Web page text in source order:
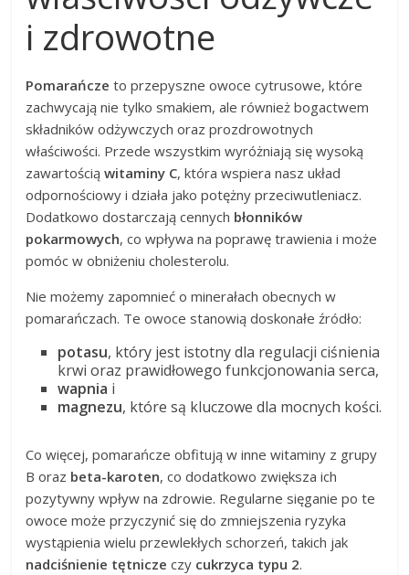
i zdrowotne
Pomarańcze to przepyszne owoce cytrusowe, które
zachwycają nie tylko smakiem, ale również bogactwem
składników odżywczych oraz prozdrowotnych
właściwości. Przede wszystkim wyróżniają się wysoką
zawartościąwitaminy C, która wspiera nasz układ
odpornościowy i działa jako potężny przeciwutleniacz.
Dodatkowo dostarczają cennych błonników
pokarmowych, co wpływa na poprawę trawienia i może
pomóc w obniżeniu cholesterolu.
Nie możemy zapomnieć o minerałach obecnych w
pomarańczach. Te owoce stanowią doskonałe źródło:
potasu, który jest istotny dla regulacji ciśnienia
krwi oraz prawidłowego funkcjonowania serca,
wapnia i
magnezu, które są kluczowe dla mocnych kości.
Co więcej, pomarańcze obfitują w inne witaminy z grupy
B oraz beta-karoten, co dodatkowo zwiększa ich
pozytywny wpływ na zdrowie. Regularne sięganie po te
owoce może przyczynić się do zmniejszenia ryzyka
wystąpienia wielu przewlekłych schorzeń, takich jak
nadciśnienie tętnicze czy cukrzyca typu 2.